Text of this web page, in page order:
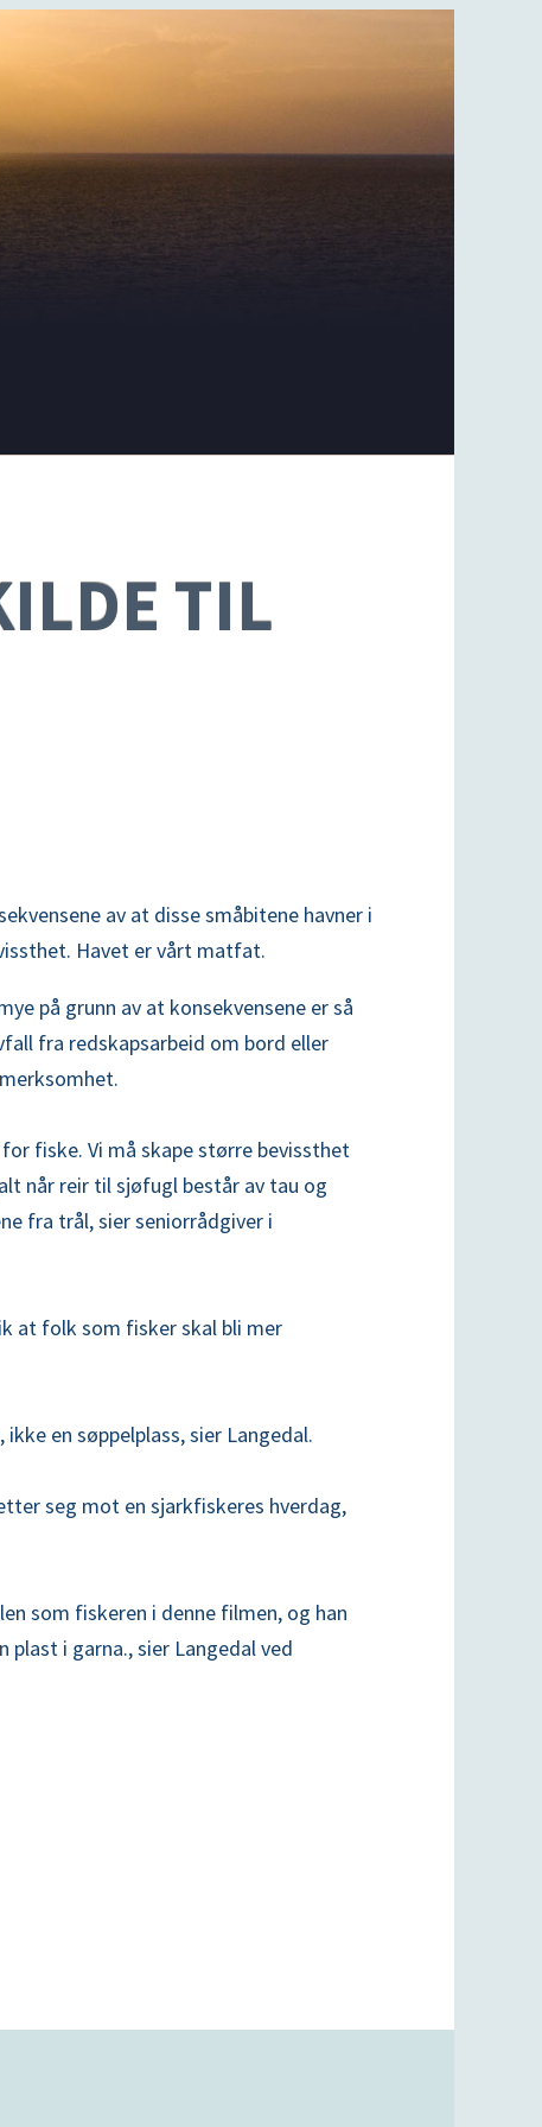
TIL
av at disse småbitene havner i
Havet er vårt matfat.
på grunn av at konsekvensene er så
fra redskapsarbeid om bord eller
fiske. Vi må skape større bevissthet
når reir til sjøfugl består av tau og
fra trål, sier seniorrådgiver i
at folk som fisker skal bli mer
en søppelplass, sier Langedal.
seg mot en sjarkfiskeres hverdag,
som fiskeren i denne filmen, og han
i garna., sier Langedal ved